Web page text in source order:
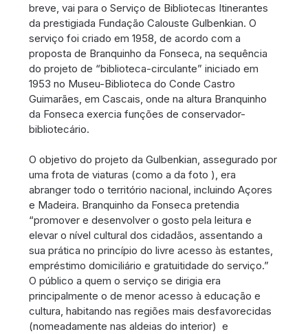
breve, vai para o Serviço de Bibliotecas Itinerantes
da prestigiada Fundação Calouste Gulbenkian. O
serviço foi criado em 1958, de acordo com a
proposta de Branquinho da Fonseca, na sequência
do projeto de “biblioteca-circulante” iniciado em
1953 no Museu-Biblioteca do Conde Castro
Guimarães, em Cascais, onde na altura Branquinho
da Fonseca exercia funções de conservador-
bibliotecário.
O objetivo do projeto da Gulbenkian, assegurado por
uma frota de viaturas (como a da foto ), era
abranger todo o território nacional, incluindo Açores
e Madeira. Branquinho da Fonseca pretendia
“promover e desenvolver o gosto pela leitura e
elevar o nível cultural dos cidadãos, assentando a
sua prática no princípio do livre acesso às estantes,
empréstimo domiciliário e gratuitidade do serviço.”
O público a quem o serviço se dirigia era
principalmente o de menor acesso à educação e
cultura, habitando nas regiões mais desfavorecidas
(nomeadamente nas aldeias do interior) e